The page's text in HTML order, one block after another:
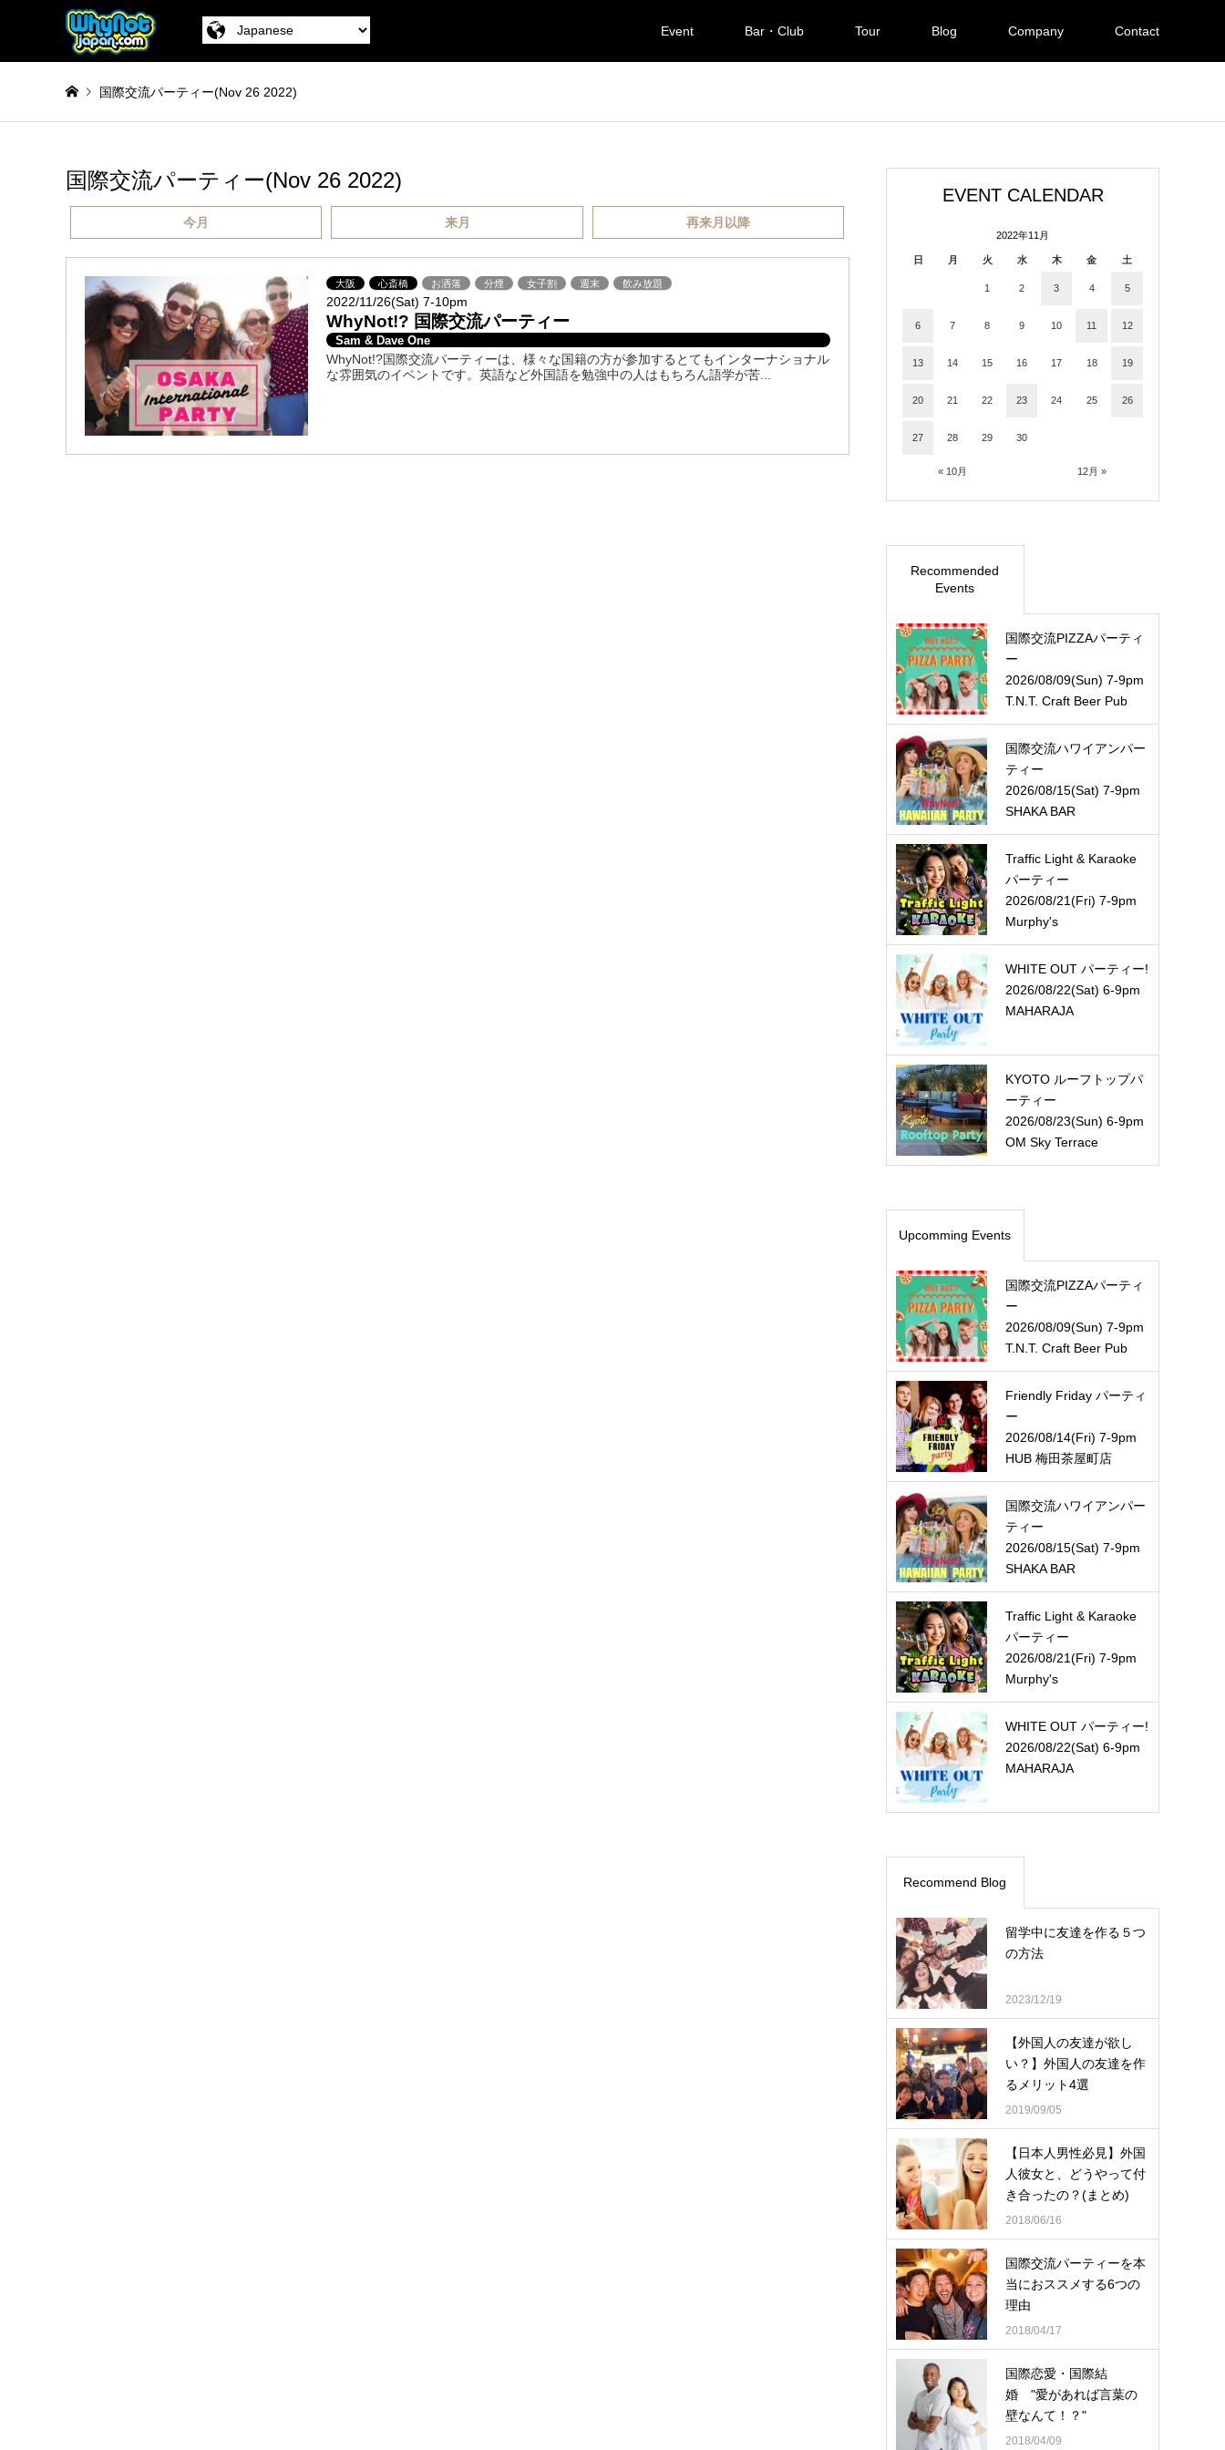
Event Bar・Club Tour Blog Company Contact
国際交流パーティー(Nov 26 2022)
国際交流パーティー(Nov 26 2022)
今月 来月 再来月以降
大阪 心斎橋 お洒落 分煙 女子割 週末 飲み放題
2022/11/26(Sat) 7-10pm
WhyNot!? 国際交流パーティー
Sam & Dave One
WhyNot!?国際交流パーティーは、様々な国籍の方が参加するとてもインターナショナル
な雰囲気のイベントです。英語など外国語を勉強中の人はもちろん語学が苦...
EVENT CALENDAR
2022年11月
日 月 火 水 木 金 土
« 10月 12月 »
1 2 3 4 5
6 7 8 9 10 11 12
13 14 15 16 17 18 19
20 21 22 23 24 25 26
27 28 29 30
Recommended
Events
国際交流PIZZAパーティ
ー
2026/08/09(Sun) 7-9pm
T.N.T. Craft Beer Pub
国際交流ハワイアンパー
ティー
2026/08/15(Sat) 7-9pm
SHAKA BAR
Traffic Light & Karaoke
パーティー
2026/08/21(Fri) 7-9pm
Murphy's
WHITE OUT パーティー!
2026/08/22(Sat) 6-9pm
MAHARAJA
KYOTO ルーフトップパ
ーティー
2026/08/23(Sun) 6-9pm
OM Sky Terrace
Upcomming Events
国際交流PIZZAパーティ
ー
2026/08/09(Sun) 7-9pm
T.N.T. Craft Beer Pub
Friendly Friday パーティ
ー
2026/08/14(Fri) 7-9pm
HUB 梅田茶屋町店
国際交流ハワイアンパー
ティー
2026/08/15(Sat) 7-9pm
SHAKA BAR
Traffic Light & Karaoke
パーティー
2026/08/21(Fri) 7-9pm
Murphy's
WHITE OUT パーティー!
2026/08/22(Sat) 6-9pm
MAHARAJA
Recommend Blog
留学中に友達を作る５つ
の方法
2023/12/19
【外国人の友達が欲し
い？】外国人の友達を作
るメリット4選
2019/09/05
【日本人男性必見】外国
人彼女と、どうやって付
き合ったの？(まとめ)
2018/06/16
国際交流パーティーを本
当におススメする6つの
理由
2018/04/17
国際恋愛・国際結
婚 "愛があれば言葉の
壁なんて！？"
2018/04/09